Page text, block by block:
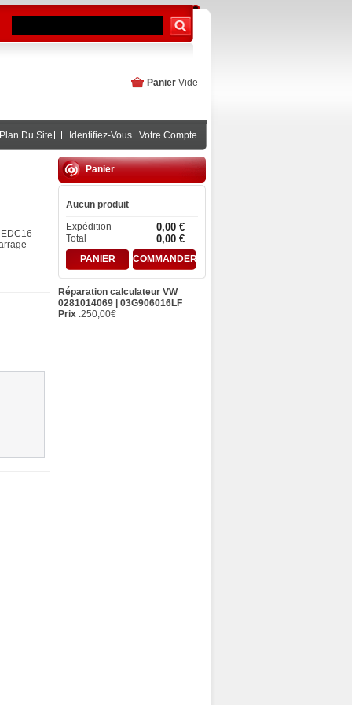
Panier Vide
Plan Du Site Identifiez-Vous Votre Compte
Panier
Aucun produit
Expédition
0,00 €
Total 0,00 €
PANIER COMMANDER
Réparation calculateur VW
0281014069 | 03G906016LF
Prix :250,00€